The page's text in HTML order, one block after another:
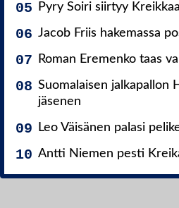
Pyry Soiri siirtyy
Jacob Friis hakemassa
Roman Eremenko taas
Suomalaisen jalkapallon
jäsenen
Leo Väisänen palasi
Antti Niemen pesti